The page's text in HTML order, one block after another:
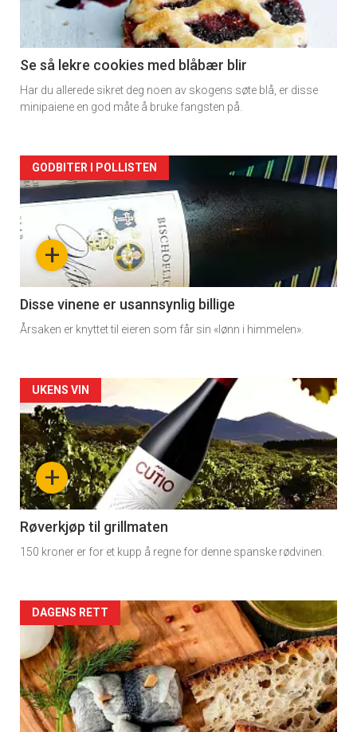
×
Få ukentlige nyhetsbrev fra
Vi tilbyr flere ukentlige nyhetsbrev. Du
kan fritt velge hvilke du ønsker å få
tilsendt.
Registrer deg
section
11
Se så lekre cookies med blåbær blir
Har du allerede sikret deg noen av skogens søte blå, er disse
minipaiene en god måte å bruke fangsten på.
Artikler
detail
-
section
11
Dagens
rett
+
GODBITER I POLLISTEN
Disse vinene er usannsynlig billige
Årsaken er knyttet til eieren som får sin «lønn i himmelen».
Artikler
detail
-
section
11
Dagens
rett
2
+
UKENS VIN
Røverkjøp til grillmaten
150 kroner er for et kupp å regne for denne spanske rødvinen.
Artikler
detail
-
section
DAGENS RETT